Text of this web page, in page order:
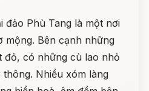
đảo Phù Tang là một nơi
mộng. Bên cạnh những
đỏ, có những cù lao nhỏ
Nhiều xóm làng